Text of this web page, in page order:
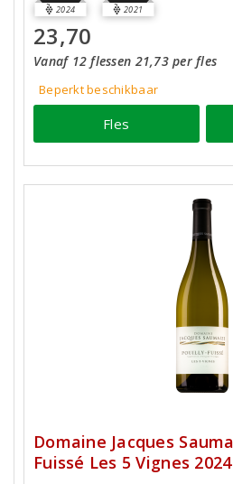
2024 2021
23,70
Vanaf 12 flessen 21,73 per fles
Beperkt beschikbaar
Fles
Domaine Jacques
Fuissé Les 5 Vignes 2024